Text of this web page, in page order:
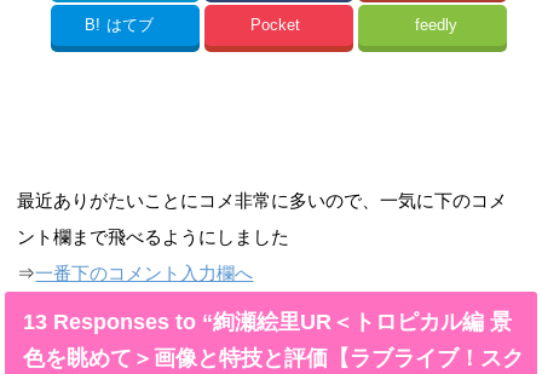
B! はてブ Pocket feedly
最近ありがたいことにコメ非常に多いので、一気に下のコメ
ント欄まで飛べるようにしました
⇒一番下のコメント入力欄へ
13 Responses to “絢瀬絵里UR＜トロピカル編 景
色を眺めて＞画像と特技と評価【ラブライブ！スク